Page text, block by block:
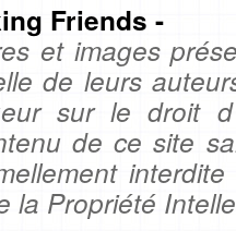
Friends -
et images
de leurs
sur le droit
de ce site
la Propriété